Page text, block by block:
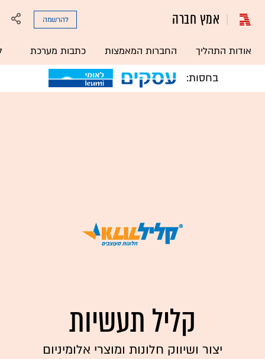
אמץ חברה
אודות התהליך החברות המאמצות כתבות מערכת
להרשמה
בחסות:
קליל תעשיות
יצור ושיווק חלונות ומוצרי אלומיניום